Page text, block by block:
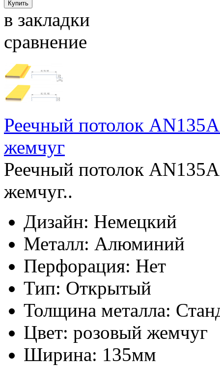
в закладки
сравнение
Реечный потолок
жемчуг
Реечный потолок
жемчуг..
Дизайн: Немецкий
Металл: Алюминий
Перфорация: Нет
Тип: Открытый
Толщина металла:
Цвет: розовый жемчуг
Ширина: 135мм